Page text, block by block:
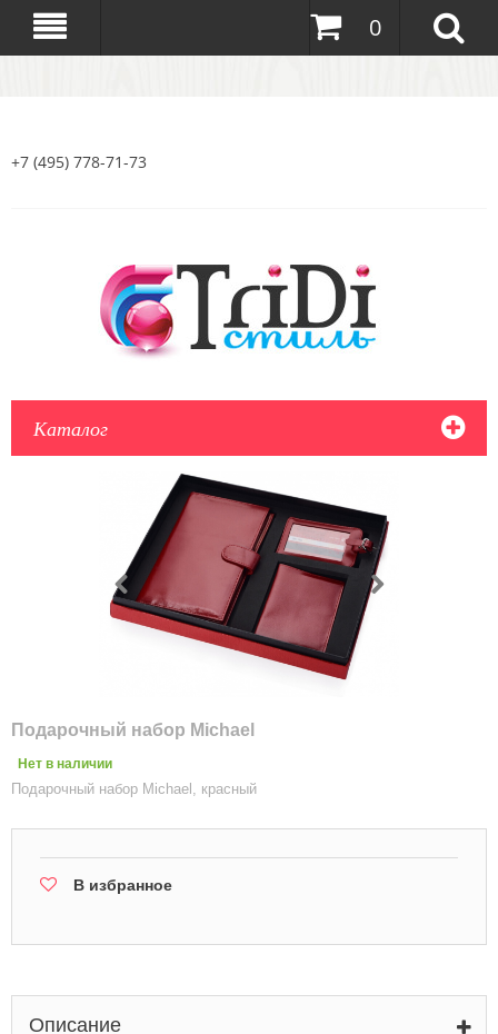
0
+7 (495) 778-71-73
Каталог
Подарочный набор Michael
Нет в наличии
Подарочный набор Michael, красный
В избранное
Описание